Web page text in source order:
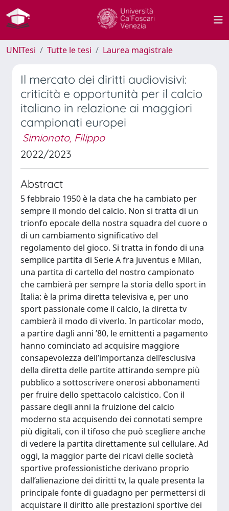
UNITesi Tutte le tesi Laurea magistrale
Il mercato dei diritti audiovisivi:
criticità e opportunità per il calcio
italiano in relazione ai maggiori
campionati europei
Simionato, Filippo
2022/2023
Abstract
5 febbraio 1950 è la data che ha cambiato per
sempre il mondo del calcio. Non si tratta di un
trionfo epocale della nostra squadra del cuore o
di un cambiamento significativo del
regolamento del gioco. Si tratta in fondo di una
semplice partita di Serie A fra Juventus e Milan,
una partita di cartello del nostro campionato
che cambierà per sempre la storia dello sport in
Italia: è la prima diretta televisiva e, per uno
sport passionale come il calcio, la diretta tv
cambierà il modo di viverlo. In particolar modo,
a partire dagli anni ’80, le emittenti a pagamento
hanno cominciato ad acquisire maggiore
consapevolezza dell’importanza dell’esclusiva
della diretta delle partite attirando sempre più
pubblico a sottoscrivere onerosi abbonamenti
per fruire dello spettacolo calcistico. Con il
passare degli anni la fruizione del calcio
moderno sta acquisendo dei connotati sempre
più digitali, con il tifoso che può scegliere anche
di vedere la partita direttamente sul cellulare. Ad
oggi, la maggior parte dei ricavi delle società
sportive professionistiche derivano proprio
dall’alienazione dei diritti tv, la quale presenta la
principale fonte di guadagno per permettersi di
acquistare il diritto alle prestazioni sportive dei